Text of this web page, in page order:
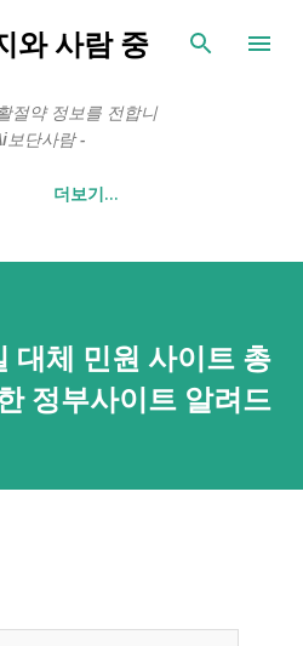
텐츠로 건너뛰기
와 사람 중
절약 정보를 전합니
보단사람 -
더보기…
대체 민원 사이트 총
정부사이트 알려드